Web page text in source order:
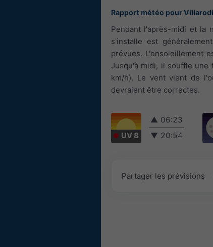
Rapport météo pour
Pendant l'après-midi et la
s'installe est
prévues. L'ensoleillement
Jusqu'à midi, il souffle une
km/h). Le vent vient de
devraient être correctes.
UV 8
▲ 06:23
▼ 20:54
Partager les prévisions